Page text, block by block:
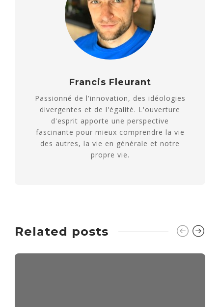
Francis Fleurant
Passionné de l'innovation, des idéologies
divergentes et de l'égalité. L'ouverture
d'esprit apporte une perspective
fascinante pour mieux comprendre la vie
des autres, la vie en générale et notre
propre vie.
Related posts